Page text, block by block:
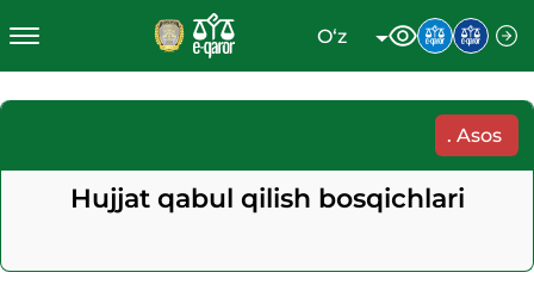
O‘z
. Asos
Hujjat qabul qilish bosqichlari